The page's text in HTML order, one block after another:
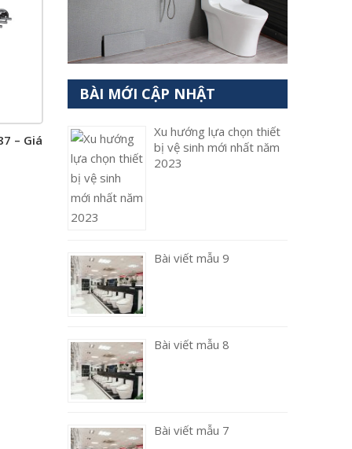
– Giá
BÀI MỚI CẬP NHẬT
Xu hướng lựa chọn thiết
bị vệ sinh mới nhất năm
2023
Bài viết mẫu 9
Bài viết mẫu 8
Bài viết mẫu 7